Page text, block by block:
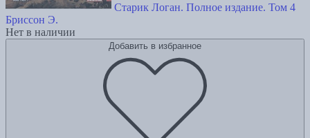
Старик Логан. Полное издание. Том 4
Бриссон Э.
Нет в наличии
Добавить в избранное